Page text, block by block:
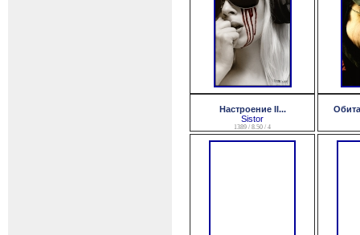
Настроение II...
Sistor
1389 / 8.50 / 4